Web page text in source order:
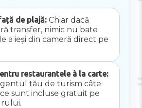
de plajă:Chiar dacă
transfer, nimic nu bate
a ieși din cameră direct pe
restaurantele à la carte:
tău de turism câte
sunt incluse gratuit pe